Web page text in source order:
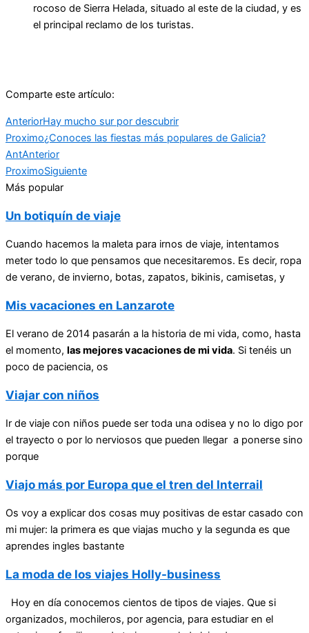
rocoso de Sierra Helada, situado al este de la ciudad, y es
el principal reclamo de los turistas.
Comparte este artículo:
AnteriorHay mucho sur por descubrir
Proximo¿Conoces las fiestas más populares de Galicia?
AntAnterior
ProximoSiguiente
Más popular
Un botiquín de viaje
Cuando hacemos la maleta para irnos de viaje, intentamos
meter todo lo que pensamos que necesitaremos. Es decir, ropa
de verano, de invierno, botas, zapatos, bikinis, camisetas, y
Mis vacaciones en Lanzarote
El verano de 2014 pasarán a la historia de mi vida, como, hasta
el momento, las mejores vacaciones de mi vida. Si tenéis un
poco de paciencia, os
Viajar con niños
Ir de viaje con niños puede ser toda una odisea y no lo digo por
el trayecto o por lo nerviosos que pueden llegar a ponerse sino
porque
Viajo más por Europa que el tren del Interrail
Os voy a explicar dos cosas muy positivas de estar casado con
mi mujer: la primera es que viajas mucho y la segunda es que
aprendes ingles bastante
La moda de los viajes Holly-business
Hoy en día conocemos cientos de tipos de viajes. Que si
organizados, mochileros, por agencia, para estudiar en el